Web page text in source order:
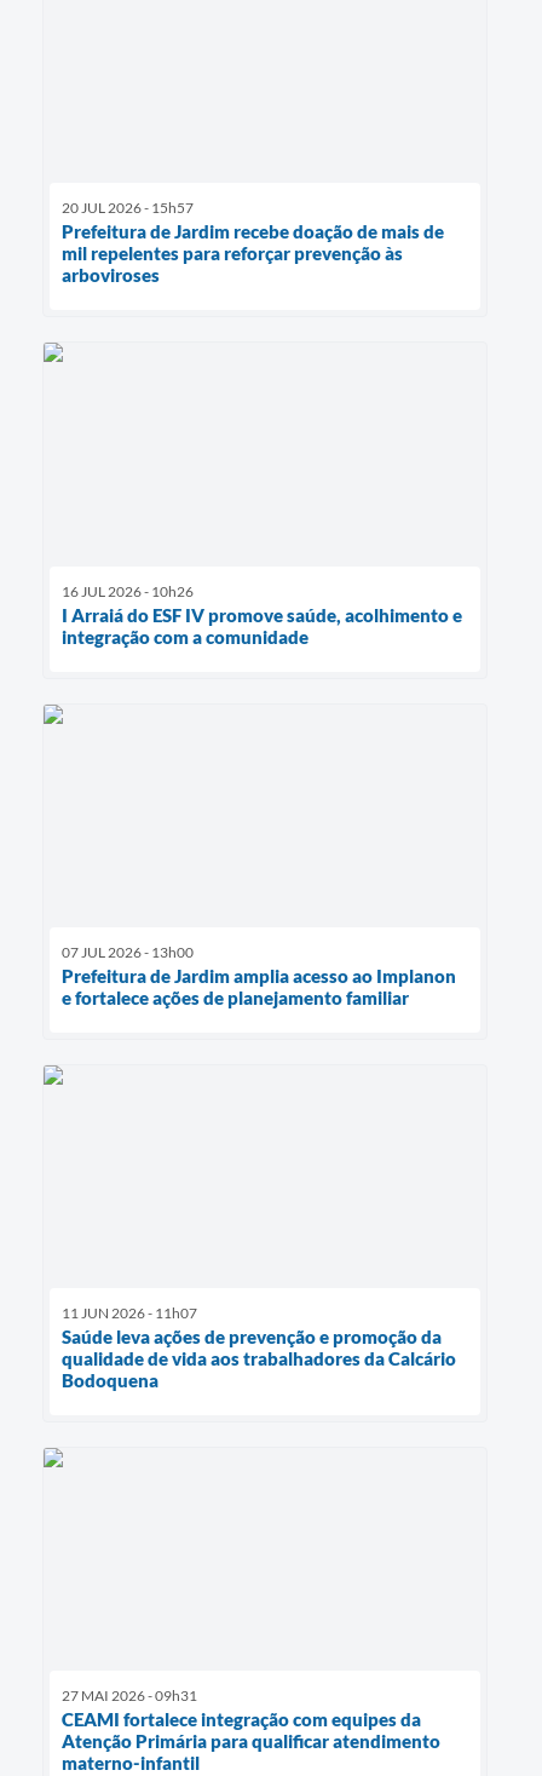
20 JUL 2026 - 15h57
Prefeitura de Jardim recebe doação de mais de
mil repelentes para reforçar prevenção às
arboviroses
16 JUL 2026 - 10h26
I Arraiá do ESF IV promove saúde, acolhimento e
integração com a comunidade
07 JUL 2026 - 13h00
Prefeitura de Jardim amplia acesso ao Implanon
e fortalece ações de planejamento familiar
11 JUN 2026 - 11h07
Saúde leva ações de prevenção e promoção da
qualidade de vida aos trabalhadores da Calcário
Bodoquena
27 MAI 2026 - 09h31
CEAMI fortalece integração com equipes da
Atenção Primária para qualificar atendimento
materno-infantil